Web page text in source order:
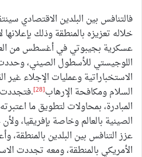
فالتنافس بين البلدين الاقتصادي
خلاله تعزيزه بالمنطقة وذلك
اللوجيستي للأسطول الصيني،
الاستخباراتية وعمليات الإجلاء
السلام ومكافحة الإرهاب[28]
.فتجددت
المبادرة، بمحاولات لتطويق ما
الصينية بالعالم وخاصة بإفريقيا،
عزز التنافس بين البلدين بالمنطقة،
الأمريكي بالمنطقة، ومعه تجددت